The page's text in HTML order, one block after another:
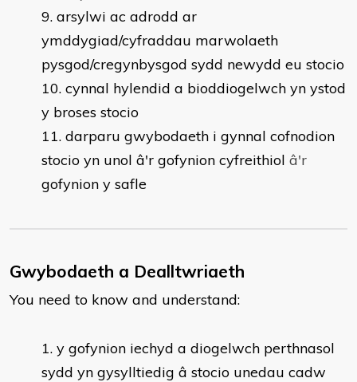
arsylwi ac adrodd ar
ymddygiad/cyfraddau marwolaeth
pysgod/cregynbysgod sydd newydd eu stocio
cynnal hylendid a bioddiogelwch yn ystod
y broses stocio
darparu gwybodaeth i gynnal cofnodion
stocio yn unol â'r gofynion cyfreithiol â'r
gofynion y safle
Gwybodaeth a Dealltwriaeth
You need to know and understand:
y gofynion iechyd a diogelwch perthnasol
sydd yn gysylltiedig â stocio unedau cadw